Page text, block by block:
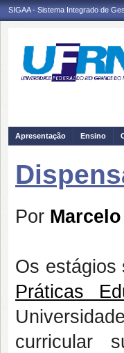
SIGAA - Sistema Integrado de
Apresentação Ensino
Por
Os estágios
Práticas
curricular